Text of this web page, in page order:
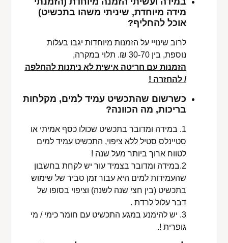
מידה מיוחדת, שיניתי משהו בתכשיט)
אוכל להחליף?
לרוב שינויי על הזמנות מיוחדות יגבו בעלות
נוספת, בין 30-70 ₪. תלוי במקרה,
הזמנות עם חריטה אישית לא ניתנות להחלפה
/ להחזרה !
כשרשום שהתכשיט עמיד למים, מקלחות
בריכות, מה הכוונה?
1. במידה ומדובר בתכשיט שכולו כסף אמיתי או
סטיינלס סטיל ללא ציפוי, התכשיט עמיד למים
לטווח ארוך ביותר מעל שנה !
2.במידה ומדובר בצמיד עור יש לקחת בחשבון
שהעמידות למים היא עבור זמן סביר של שימוש
בתכשיט (בין חצי שנה לשנה) וציפוי בסופו של
דבר עלול לרדת .
3. יש להימנע במגע התכשיט עם חומר כימי / מי
גופרית !.